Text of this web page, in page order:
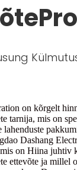
on kõrgelt
tarnija, mis on
lahenduste
Dashang
on Hiina juhtiv
ettevõte ja millel